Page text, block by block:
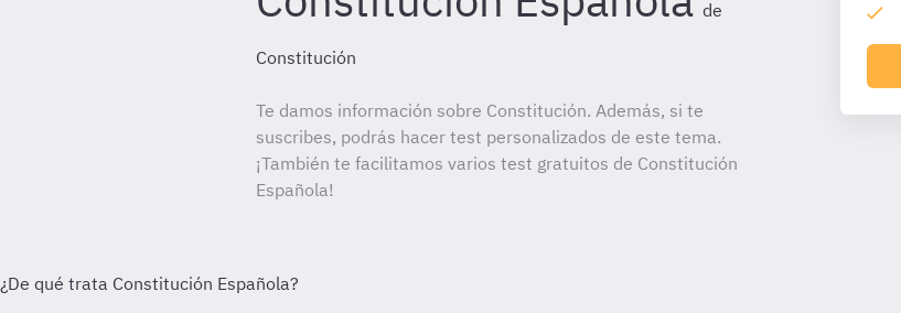
de
Constitución
Te damos información sobre Constitución. Además, si te
suscribes, podrás hacer test personalizados de este tema.
¡También te facilitamos varios test gratuitos de Constitución
Española!